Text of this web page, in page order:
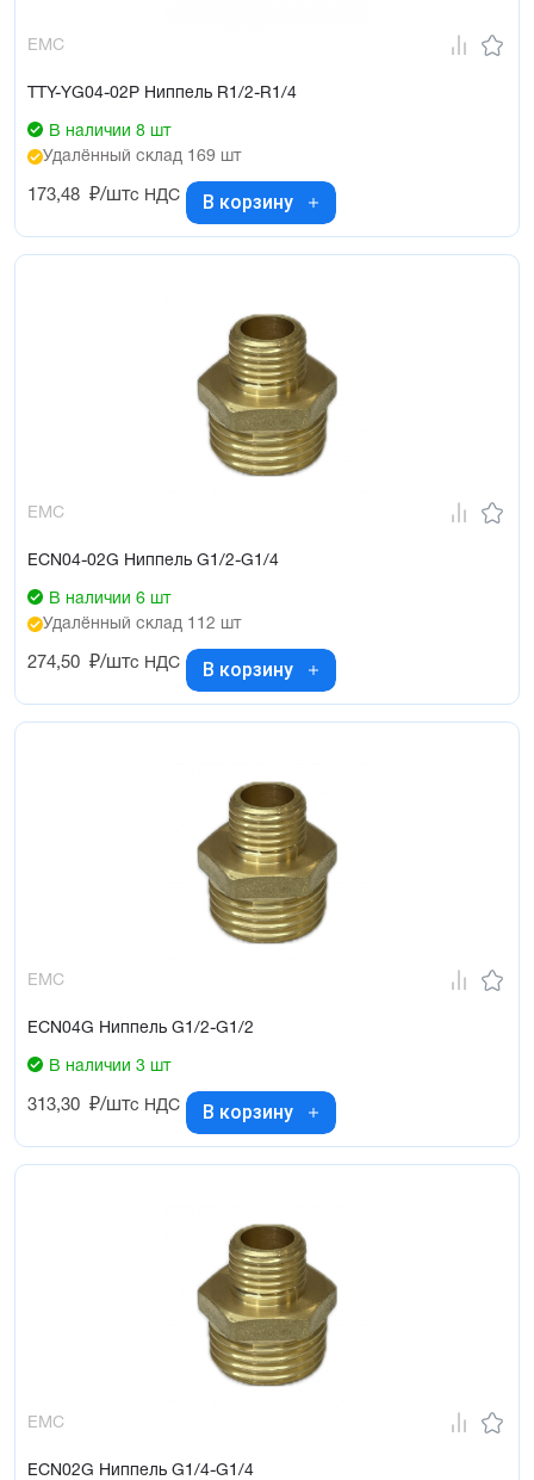
EMC
TTY-YG04-02P Ниппель R1/2-R1/4
В наличии 8 шт
Удалённый склад 169 шт
173,48 ₽/штс НДС В корзину
EMC
ECN04-02G Ниппель G1/2-G1/4
В наличии 6 шт
Удалённый склад 112 шт
274,50 ₽/штс НДС В корзину
EMC
ECN04G Ниппель G1/2-G1/2
В наличии 3 шт
313,30 ₽/штс НДС В корзину
EMC
ECN02G Ниппель G1/4-G1/4